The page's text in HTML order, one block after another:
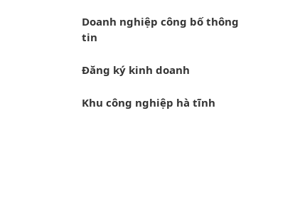
Doanh nghiệp công bố thông
tin
Đăng ký kinh doanh
Khu công nghiệp hà tĩnh